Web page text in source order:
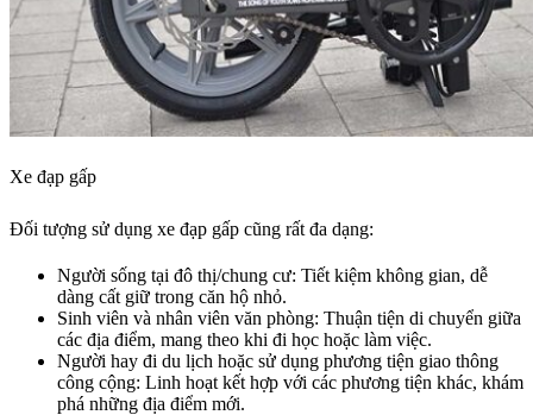
Xe đạp gấp
Đối tượng sử dụng xe đạp gấp cũng rất đa dạng:
Người sống tại đô thị/chung cư: Tiết kiệm không gian, dễ
dàng cất giữ trong căn hộ nhỏ.
Sinh viên và nhân viên văn phòng: Thuận tiện di chuyển giữa
các địa điểm, mang theo khi đi học hoặc làm việc.
Người hay đi du lịch hoặc sử dụng phương tiện giao thông
công cộng: Linh hoạt kết hợp với các phương tiện khác, khám
phá những địa điểm mới.